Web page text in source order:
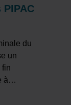
du
un
fin
à…